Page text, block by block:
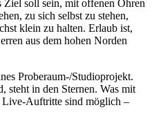
soll sein, mit offenen Ohren
zu sich selbst zu stehen,
klein zu halten. Erlaub ist,
aus dem hohen Norden
Proberaum-/Studioprojekt.
steht in den Sternen. Was mit
Live-Auftritte sind möglich –